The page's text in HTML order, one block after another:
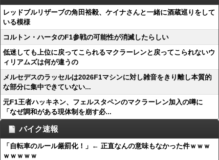
レッドブルリザーブの角田裕毅、ケイナさんと一緒に酒蔵巡りをして
いる模様
コルトン・ハータのF1参戦の可能性が消滅したらしい
低迷しても上位に戻ってこられるマクラーレンと戻ってこられないウ
ィリアムズは何が違うの
メルセデスのラッセルは2026F1マシンに対し雑音をきり離し本質的
な部分に集中できていない...
元F1王者ハッキネン、フェルスタペンのマクラーレン加入の噂に
「なぜ調和がある現体制を崩す必...
バイク速報
「自転車のルール厳罰化！」← 正直なんの意味もなかった件ｗｗｗ
ｗｗｗｗｗ